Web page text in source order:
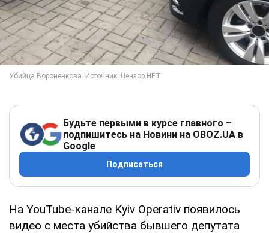
Будьте первыми в курсе главного –
подпишитесь на Новини на OBOZ.UA в
Google
Подписаться
На YouTube-канале Kyiv Operativ появилось
видео с места убийства бывшего депутата